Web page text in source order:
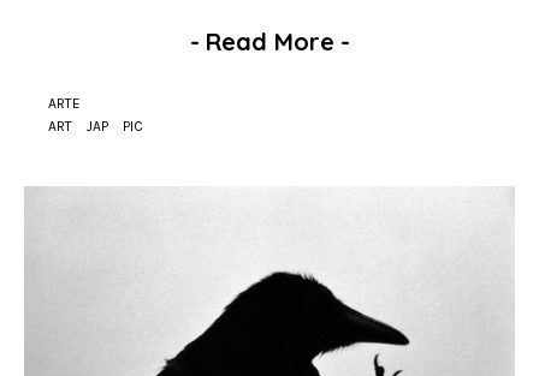
- Read More -
ARTE
ART
JAP PIC